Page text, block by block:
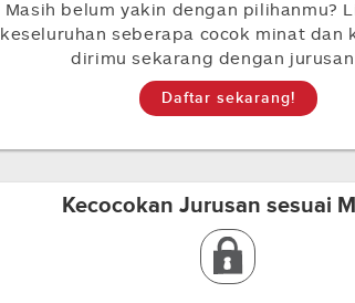
Masih belum yakin dengan pilihanmu?
keseluruhan seberapa cocok minat dan
dirimu sekarang dengan jurusan
Daftar sekarang!
Kecocokan Jurusan sesuai